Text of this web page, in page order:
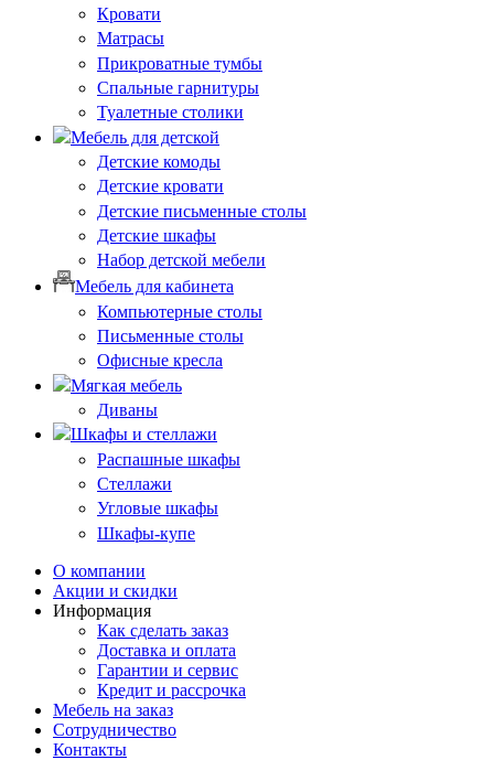
Кровати
Матрасы
Прикроватные тумбы
Спальные гарнитуры
Туалетные столики
Мебель для детской
Детские комоды
Детские кровати
Детские письменные столы
Детские шкафы
Набор детской мебели
Мебель для кабинета
Компьютерные столы
Письменные столы
Офисные кресла
Мягкая мебель
Диваны
Шкафы и стеллажи
Распашные шкафы
Стеллажи
Угловые шкафы
Шкафы-купе
О компании
Акции и скидки
Информация
Как сделать заказ
Доставка и оплата
Гарантии и сервис
Кредит и рассрочка
Мебель на заказ
Сотрудничество
Контакты